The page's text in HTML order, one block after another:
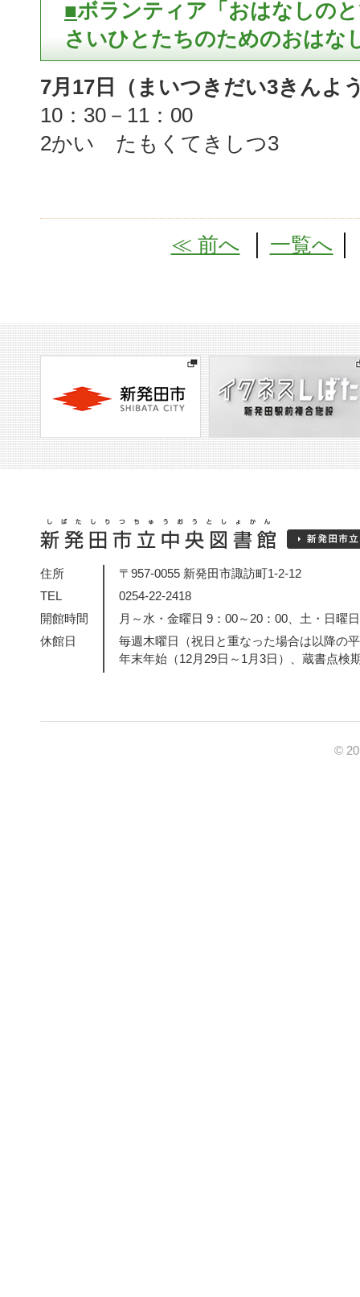
■ボランティア「おはなしの
さいひとたちのためのおはな
7月17日（まいつきだい3きんよ
10：30－11：00
2かい たもくてきしつ3
≪ 前へ 一覧へ
住所
〒957-0055 新発田市諏訪町1-2-12
TEL
0254-22-2418
開館時間
月～水・金曜日 9：00～20：00、土・日曜
休館日
毎週木曜日（祝日と重なった場合は以降の
年末年始（12月29日～1月3日）、蔵書点検
©